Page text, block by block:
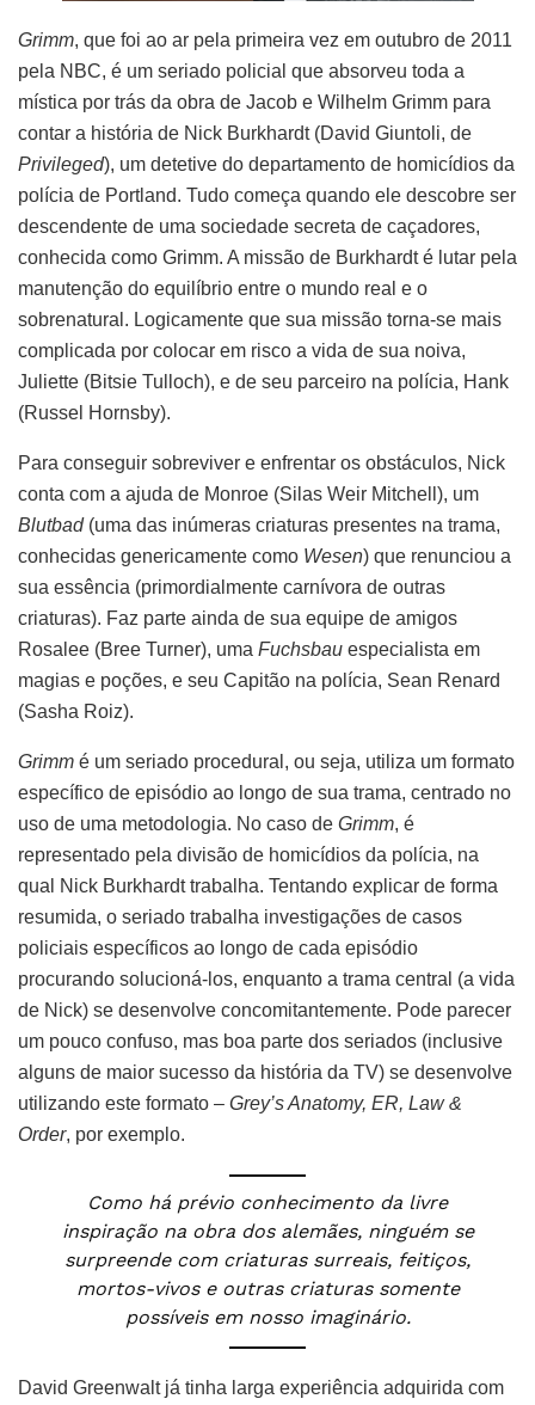
Grimm, que foi ao ar pela primeira vez em outubro de 2011
pela NBC, é um seriado policial que absorveu toda a
mística por trás da obra de Jacob e Wilhelm Grimm para
contar a história de Nick Burkhardt (David Giuntoli, de
Privileged), um detetive do departamento de homicídios da
polícia de Portland. Tudo começa quando ele descobre ser
descendente de uma sociedade secreta de caçadores,
conhecida como Grimm. A missão de Burkhardt é lutar pela
manutenção do equilíbrio entre o mundo real e o
sobrenatural. Logicamente que sua missão torna-se mais
complicada por colocar em risco a vida de sua noiva,
Juliette (Bitsie Tulloch), e de seu parceiro na polícia, Hank
(Russel Hornsby).
Para conseguir sobreviver e enfrentar os obstáculos, Nick
conta com a ajuda de Monroe (Silas Weir Mitchell), um
Blutbad(uma das inúmeras criaturas presentes na trama,
conhecidas genericamente como Wesen) que renunciou a
sua essência (primordialmente carnívora de outras
criaturas). Faz parte ainda de sua equipe de amigos
Rosalee (Bree Turner), uma Fuchsbau especialista em
magias e poções, e seu Capitão na polícia, Sean Renard
(Sasha Roiz).
Grimm é um seriado procedural, ou seja, utiliza um formato
específico de episódio ao longo de sua trama, centrado no
uso de uma metodologia. No caso de Grimm, é
representado pela divisão de homicídios da polícia, na
qual Nick Burkhardt trabalha. Tentando explicar de forma
resumida, o seriado trabalha investigações de casos
policiais específicos ao longo de cada episódio
procurando solucioná-los, enquanto a trama central (a vida
de Nick) se desenvolve concomitantemente. Pode parecer
um pouco confuso, mas boa parte dos seriados (inclusive
alguns de maior sucesso da história da TV) se desenvolve
utilizando este formato – Grey’s Anatomy, ER, Law &
Order, por exemplo.
Como há prévio conhecimento da livre
inspiração na obra dos alemães, ninguém se
surpreende com criaturas surreais, feitiços,
mortos-vivos e outras criaturas somente
possíveis em nosso imaginário.
David Greenwalt já tinha larga experiência adquirida com